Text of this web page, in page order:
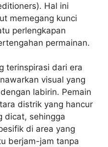
Hal ini
memegang kunci
perlengkapan
permainan.
terinspirasi dari era
visual yang
labirin. Pemain
distrik yang hancur
dicat, sehingga
di area yang
berjam-jam tanpa